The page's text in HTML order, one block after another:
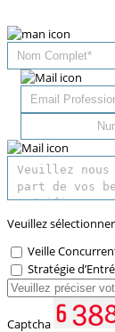
Veuillez
Veille
Stratégie
Captcha